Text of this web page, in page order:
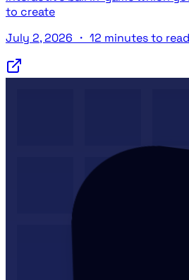
to create
July 2, 2026 ・ 12 minutes to read